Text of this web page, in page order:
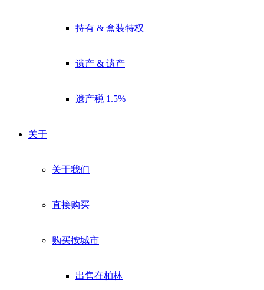
持有 & 盒装特权
遗产 & 遗产
遗产税 1.5%
关于
关于我们
直接购买
购买按城市
出售在柏林